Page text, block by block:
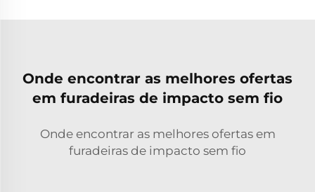
Onde encontrar as melhores ofertas
em furadeiras de impacto sem fio
Onde encontrar as melhores ofertas em
furadeiras de impacto sem fio